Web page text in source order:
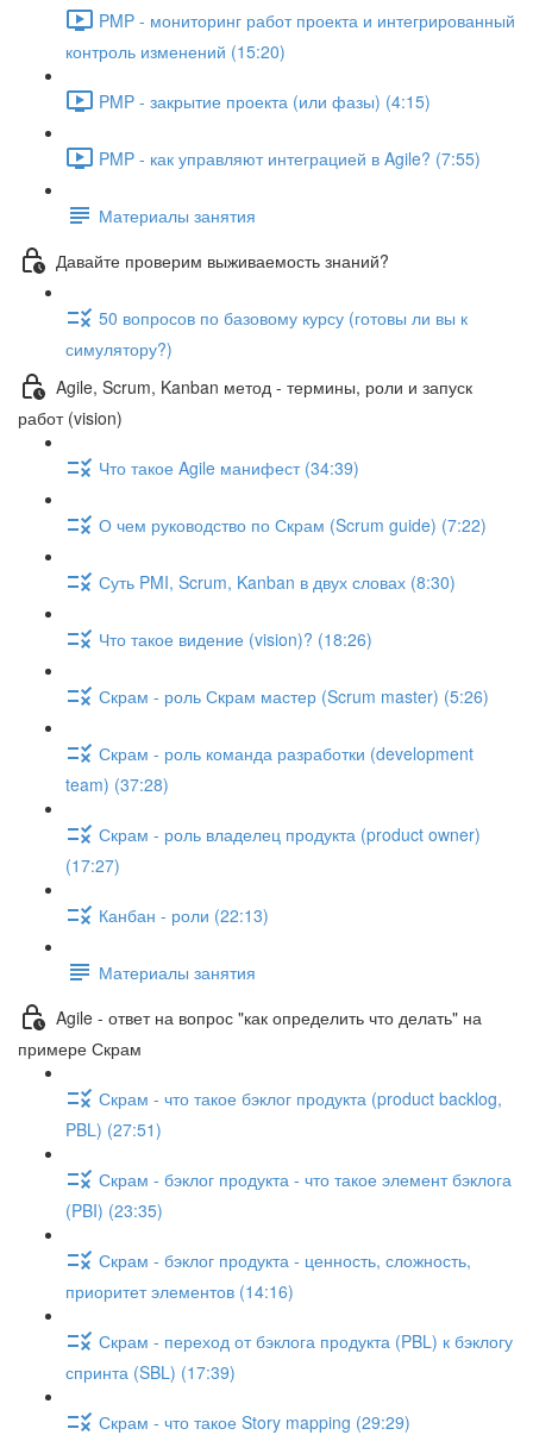
PMP - мониторинг работ проекта и интегрированный
контроль изменений (15:20)
PMP - закрытие проекта (или фазы) (4:15)
PMP - как управляют интеграцией в Agile? (7:55)
Материалы занятия
Давайте проверим выживаемость знаний?
50 вопросов по базовому курсу (готовы ли вы к
симулятору?)
Agile, Scrum, Kanban метод - термины, роли и запуск
работ (vision)
Что такое Agile манифест (34:39)
О чем руководство по Скрам (Scrum guide) (7:22)
Суть PMI, Scrum, Kanban в двух словах (8:30)
Что такое видение (vision)? (18:26)
Скрам - роль Скрам мастер (Scrum master) (5:26)
Скрам - роль команда разработки (development
team) (37:28)
Скрам - роль владелец продукта (product owner)
(17:27)
Канбан - роли (22:13)
Материалы занятия
Agile - ответ на вопрос "как определить что делать" на
примере Скрам
Скрам - что такое бэклог продукта (product backlog,
PBL) (27:51)
Скрам - бэклог продукта - что такое элемент бэклога
(PBI) (23:35)
Скрам - бэклог продукта - ценность, сложность,
приоритет элементов (14:16)
Скрам - переход от бэклога продукта (PBL) к бэклогу
спринта (SBL) (17:39)
Скрам - что такое Story mapping (29:29)